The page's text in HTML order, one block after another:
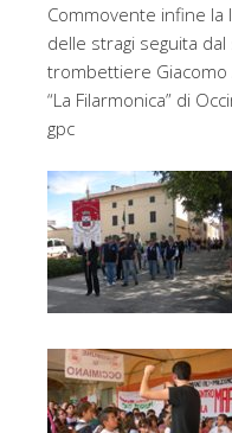
Commovente infine
delle stragi seguita
trombettiere Giacomo
“La Filarmonica” di
gpc